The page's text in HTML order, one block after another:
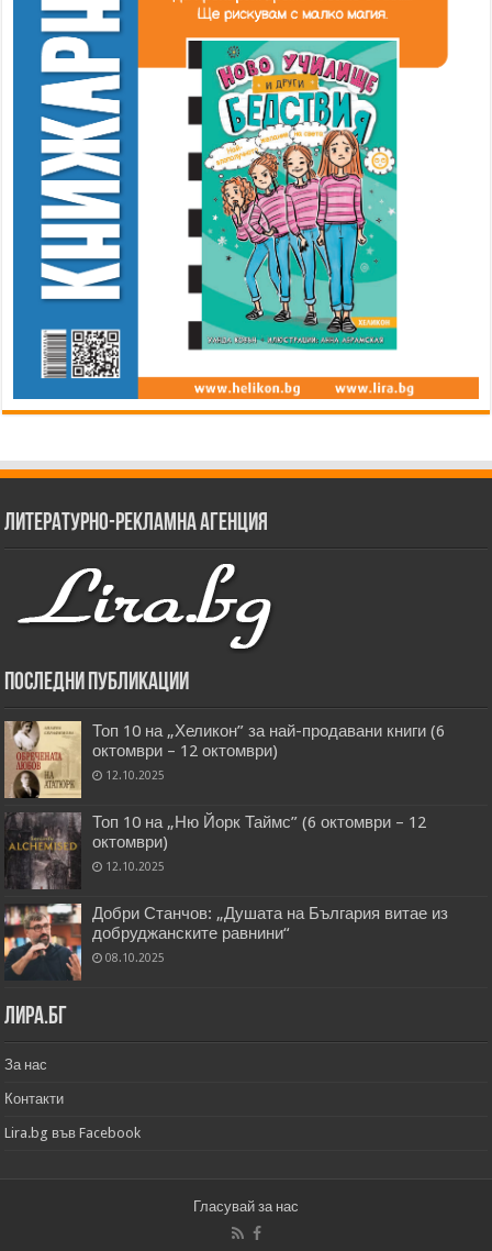
Литературно-рекламна агенция
Последни публикации
Топ 10 на „Хеликон” за най-продавани книги (6
октомври – 12 октомври)
12.10.2025
Топ 10 на „Ню Йорк Таймс” (6 октомври – 12
октомври)
12.10.2025
Добри Станчов: „Душата на България витае из
добруджанските равнини“
08.10.2025
Лира.бг
За нас
Контакти
Lira.bg във Facebook
Гласувай за нас